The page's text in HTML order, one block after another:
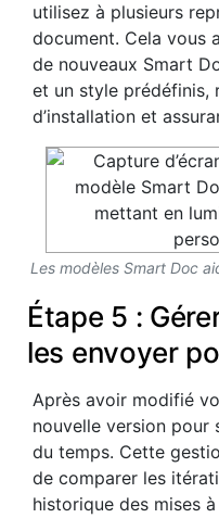
utilisez à plusieurs
document. Cela vous
de nouveaux Smart
et un style prédéfinis,
d’installation et
Les modèles Smart Doc
Étape 5 :
les envoyer
Après avoir modifié
nouvelle version pour
du temps. Cette
de comparer les
historique des mises à